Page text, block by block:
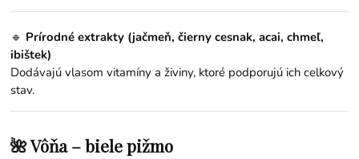
🔹 Prírodné extrakty (jačmeň, čierny cesnak, acai, chmeľ,
ibištek)
Dodávajú vlasom vitamíny a živiny, ktoré podporujú ich celkový
stav.
🌺 Vôňa – biele pižmo